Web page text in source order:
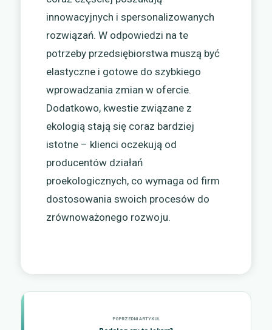
innowacyjnych i spersonalizowanych
rozwiązań. W odpowiedzi na te
potrzeby przedsiębiorstwa muszą być
elastyczne i gotowe do szybkiego
wprowadzania zmian w ofercie.
Dodatkowo, kwestie związane z
ekologią stają się coraz bardziej
istotne – klienci oczekują od
producentów działań
proekologicznych, co wymaga od firm
dostosowania swoich procesów do
zrównoważonego rozwoju.